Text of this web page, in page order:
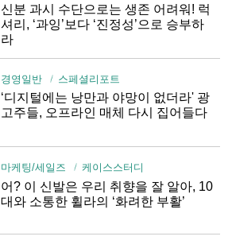
신분 과시 수단으로는 생존 어려워! 럭
셔리, ‘과잉’보다 ‘진정성’으로 승부하
라
경영일반 스페셜리포트
‘디지털에는 낭만과 야망이 없더라' 광
고주들, 오프라인 매체 다시 집어들다
마케팅/세일즈 케이스스터디
어? 이 신발은 우리 취향을 잘 알아, 10
대와 소통한 휠라의 ‘화려한 부활’